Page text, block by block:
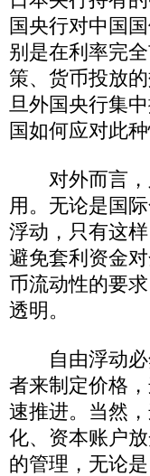
国央行对中国
别是在利率完
策、货币投放
旦外国央行集
国如何应对此
对外而言，
用。无论是国
浮动，只有这
避免套利资金
币流动性的要
透明。
自由浮动必
者来制定价格
速推进。当然
化、资本账户
的管理，无论